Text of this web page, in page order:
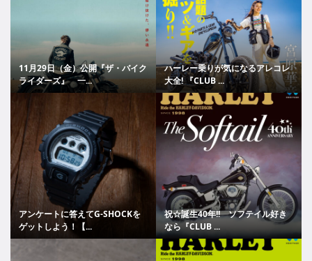
11月29日（金）公開『ザ・バイク
ライダーズ』 一...
ハーレー乗りが気になるアレコレ
大全! 『CLUB ...
アンケートに答えてG-SHOCKを
ゲットしよう！【...
祝☆誕生40年!! ソフテイル好き
なら『CLUB ...